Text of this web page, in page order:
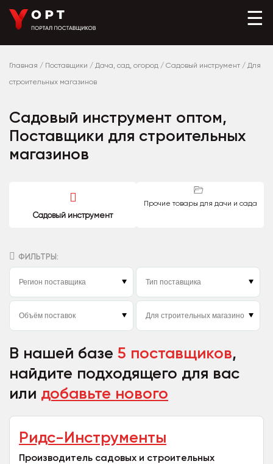
☰
Главная / Поставщики / Дача, сад, огород / Садовый инструмент / Для
строительных магазинов
Садовый инструмент оптом,
Поставщики для строительных
магазинов
Садовый инструмент
Прочие товары для дачи и сада
ФИЛЬТРЫ:
В нашей базе 5 поставщиков,
найдите подходящего для вас
или добавьте нового
Ридс-Инструменты
Производитель садовых и строительных